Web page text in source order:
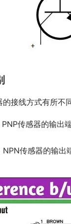
线方式有所不同
传感器的输出
NPN传感器的输